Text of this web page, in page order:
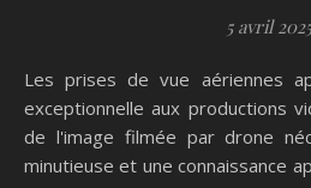
5 avril 2025
Les prises de vue aériennes apportent une dimension
exceptionnelle aux productions
de l'image filmée par drone
minutieuse et une connaissance